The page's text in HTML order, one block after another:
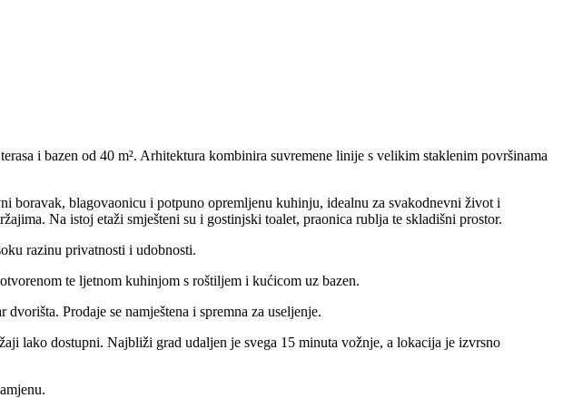
i bazen od 40 m². Arhitektura kombinira suvremene linije s velikim staklenim površinama
boravak, blagovaonicu i potpuno opremljenu kuhinju, idealnu za svakodnevni život i
Na istoj etaži smješteni su i gostinjski toalet, praonica rublja te skladišni prostor.
razinu privatnosti i udobnosti.
te ljetnom kuhinjom s roštiljem i kućicom uz bazen.
Prodaje se namještena i spremna za useljenje.
lako dostupni. Najbliži grad udaljen je svega 15 minuta vožnje, a lokacija je izvrsno